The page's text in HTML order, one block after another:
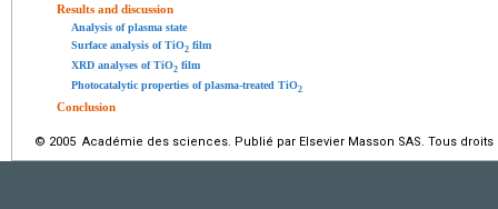
Results and discussion
Analysis of plasma state
Surface analysis of TiO2 film
XRD analyses of TiO2 film
Photocatalytic properties of plasma-treated TiO2
Conclusion
© 2005 Académie des sciences. Publié par Elsevier Masson SAS. Tous droits